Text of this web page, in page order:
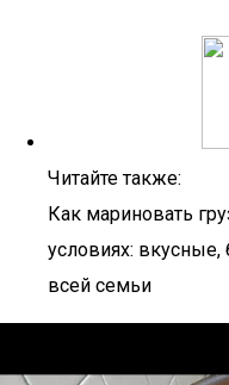
Читайте также:
Как мариновать
условиях:
всей семьи